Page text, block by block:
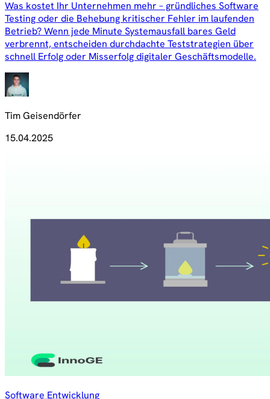
Was kostet Ihr Unternehmen mehr – gründliches Software
Testing oder die Behebung kritischer Fehler im laufenden
Betrieb? Wenn jede Minute Systemausfall bares Geld
verbrennt, entscheiden durchdachte Teststrategien über
schnell Erfolg oder Misserfolg digitaler Geschäftsmodelle.
Tim Geisendörfer
15.04.2025
Software Entwicklung